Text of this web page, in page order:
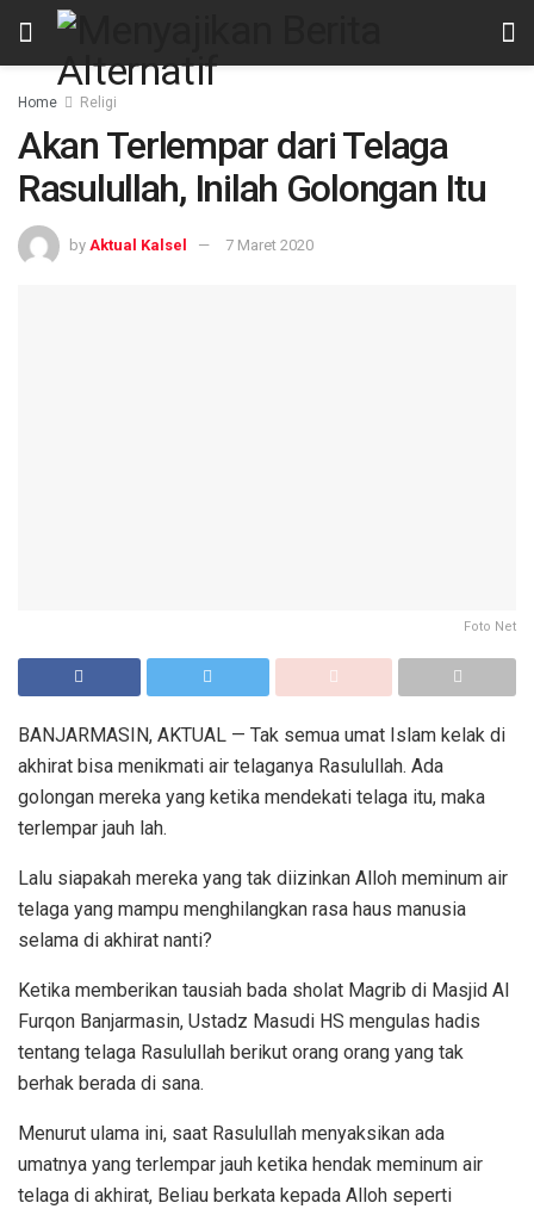
Home Religi
Akan Terlempar dari Telaga
Rasulullah, Inilah Golongan Itu
by Aktual Kalsel 7 Maret 2020
Foto Net
BANJARMASIN, AKTUAL — Tak semua umat Islam kelak di
akhirat bisa menikmati air telaganya Rasulullah. Ada
golongan mereka yang ketika mendekati telaga itu, maka
terlempar jauh lah.
Lalu siapakah mereka yang tak diizinkan Alloh meminum air
telaga yang mampu menghilangkan rasa haus manusia
selama di akhirat nanti?
Ketika memberikan tausiah bada sholat Magrib di Masjid Al
Furqon Banjarmasin, Ustadz Masudi HS mengulas hadis
tentang telaga Rasulullah berikut orang orang yang tak
berhak berada di sana.
Menurut ulama ini, saat Rasulullah menyaksikan ada
umatnya yang terlempar jauh ketika hendak meminum air
telaga di akhirat, Beliau berkata kepada Alloh seperti